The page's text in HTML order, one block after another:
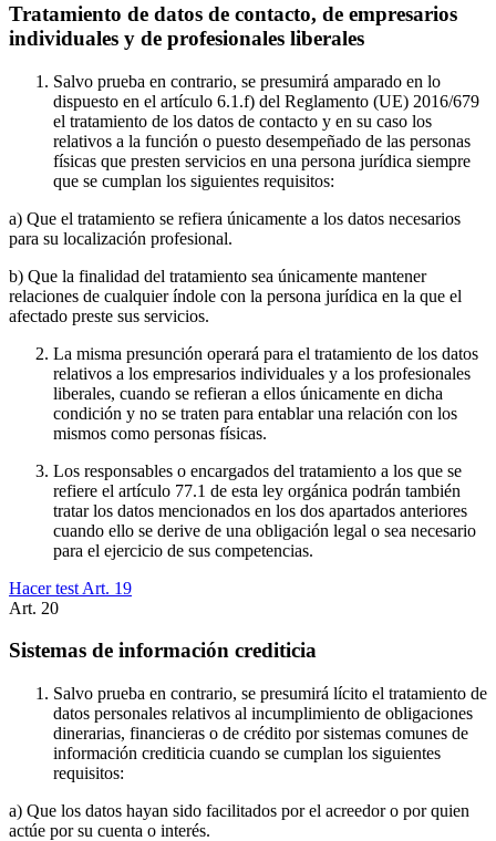
Tratamiento de datos de contacto, de empresarios
individuales y de profesionales liberales
Salvo prueba en contrario, se presumirá amparado en lo
dispuesto en el artículo 6.1.f) del Reglamento (UE) 2016/679
el tratamiento de los datos de contacto y en su caso los
relativos a la función o puesto desempeñado de las personas
físicas que presten servicios en una persona jurídica siempre
que se cumplan los siguientes requisitos:
a) Que el tratamiento se refiera únicamente a los datos necesarios
para su localización profesional.
b) Que la finalidad del tratamiento sea únicamente mantener
relaciones de cualquier índole con la persona jurídica en la que el
afectado preste sus servicios.
La misma presunción operará para el tratamiento de los datos
relativos a los empresarios individuales y a los profesionales
liberales, cuando se refieran a ellos únicamente en dicha
condición y no se traten para entablar una relación con los
mismos como personas físicas.
Los responsables o encargados del tratamiento a los que se
refiere el artículo 77.1 de esta ley orgánica podrán también
tratar los datos mencionados en los dos apartados anteriores
cuando ello se derive de una obligación legal o sea necesario
para el ejercicio de sus competencias.
Hacer test Art. 19
Art. 20
Sistemas de información crediticia
Salvo prueba en contrario, se presumirá lícito el tratamiento de
datos personales relativos al incumplimiento de obligaciones
dinerarias, financieras o de crédito por sistemas comunes de
información crediticia cuando se cumplan los siguientes
requisitos:
a) Que los datos hayan sido facilitados por el acreedor o por quien
actúe por su cuenta o interés.